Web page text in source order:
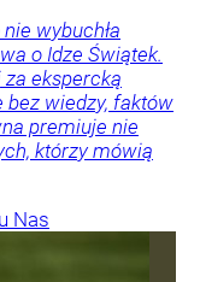
wybuchła
o Idze Świątek.
za ekspercką
bez wiedzy, faktów
premiuje nie
którzy mówią
Nas